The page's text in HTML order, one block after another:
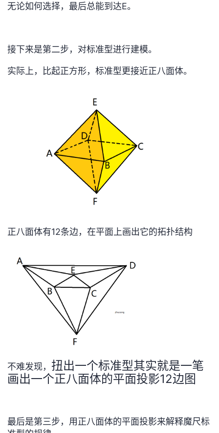
无论如何选择，最后总能到达E。
接下来是第二步，对标准型进行建模。
实际上，比起正方形，标准型更接近正八面体。
正八面体有12条边，在平面上画出它的拓扑结构
不难发现， 扭出一个标准型其实就是一笔
画出一个正八面体的平面投影12边图
最后是第三步，用正八面体的平面投影来解释魔尺标